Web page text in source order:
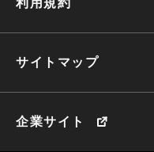
利用規約
サイトマップ
企業サイト